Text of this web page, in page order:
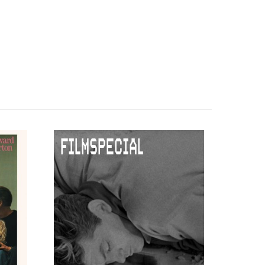
FILMSPECIAL